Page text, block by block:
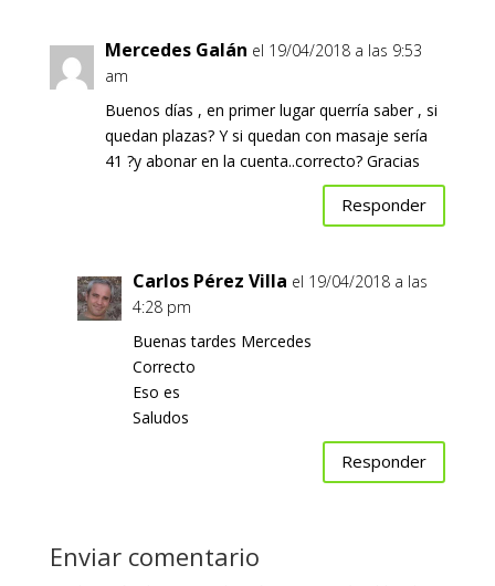
Mercedes Galán el 19/04/2018 a las 9:53
am
Buenos días , en primer lugar querría saber , si
quedan plazas? Y si quedan con masaje sería
41 ?y abonar en la cuenta..correcto? Gracias
Responder
Carlos Pérez Villa el 19/04/2018 a las
4:28 pm
Buenas tardes Mercedes
Correcto
Eso es
Saludos
Responder
Enviar comentario